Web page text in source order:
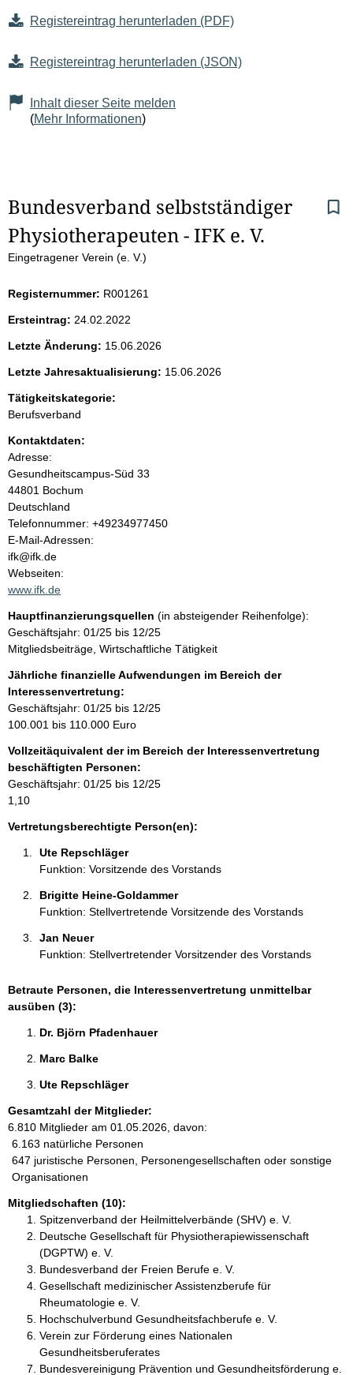
Registereintrag herunterladen (PDF)
Registereintrag herunterladen (JSON)
Inhalt dieser Seite melden
(Mehr Informationen)
S
e
t
e
n
i
n
h
a
l
t
Bundesverband selbstständiger
Physiotherapeuten - IFK e. V.
Eingetragener Verein (e. V.)
Registernummer: R001261
Ersteintrag: 24.02.2022
Letzte Änderung: 15.06.2026
Letzte Jahresaktualisierung: 15.06.2026
Tätigkeitskategorie:
Berufsverband
Kontaktdaten:
Adresse:
Gesundheitscampus-Süd 33
44801 Bochum
Deutschland
K
o
n
t
a
t
i
n
f
o
r
m
t
i
o
n
e
Telefonnummer: +49234977450
E-Mail-Adressen:
ifk@ifk.de
Webseiten:
www.ifk.de
Hauptfinanzierungsquellen (in absteigender Reihenfolge):
Geschäftsjahr: 01/25 bis 12/25
Mitgliedsbeiträge, Wirtschaftliche Tätigkeit
Jährliche finanzielle Aufwendungen im Bereich der
Interessenvertretung:
Geschäftsjahr: 01/25 bis 12/25
100.001 bis 110.000 Euro
Vollzeitäquivalent der im Bereich der Interessenvertretung
beschäftigten Personen:
Geschäftsjahr: 01/25 bis 12/25
1,10
Vertretungsberechtigte Person(en):
Ute Repschläger
Funktion: Vorsitzende des Vorstands
Brigitte Heine-Goldammer
Funktion: Stellvertretende Vorsitzende des Vorstands
Jan Neuer
Funktion: Stellvertretender Vorsitzender des Vorstands
Betraute Personen, die Interessenvertretung unmittelbar
ausüben (3):
Dr. Björn Pfadenhauer
Marc Balke
Ute Repschläger
Gesamtzahl der Mitglieder:
6.810 Mitglieder am 01.05.2026, davon:
6.163 natürliche Personen
647 juristische Personen, Personengesellschaften oder sonstige
Organisationen
Mitgliedschaften (10):
Spitzenverband der Heilmittelverbände (SHV) e. V.
Deutsche Gesellschaft für Physiotherapiewissenschaft
(DGPTW) e. V.
Bundesverband der Freien Berufe e. V.
Gesellschaft medizinischer Assistenzberufe für
Rheumatologie e. V.
Hochschulverbund Gesundheitsfachberufe e. V.
Verein zur Förderung eines Nationalen
Gesundheitsberuferates
Bundesvereinigung Prävention und Gesundheitsförderung e.